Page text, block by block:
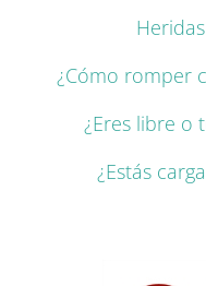
¿Cómo romper
¿Eres libre o
¿Estás